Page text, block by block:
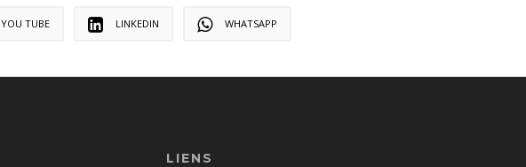
YOU TUBE LINKEDIN WHATSAPP
LIENS